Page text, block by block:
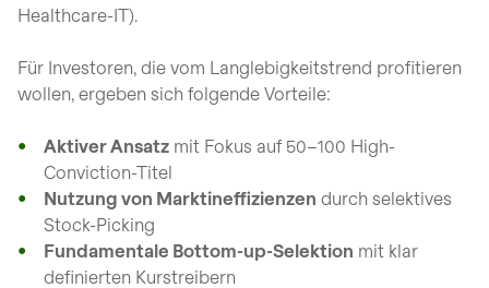
Healthcare-IT).
Für Investoren, die vom Langlebigkeitstrend profitieren
wollen, ergeben sich folgende Vorteile:
Aktiver Ansatz mit Fokus auf 50–100 High-
Conviction-Titel
Nutzung von Marktineffizienzen durch selektives
Stock-Picking
Fundamentale Bottom-up-Selektion mit klar
definierten Kurstreibern